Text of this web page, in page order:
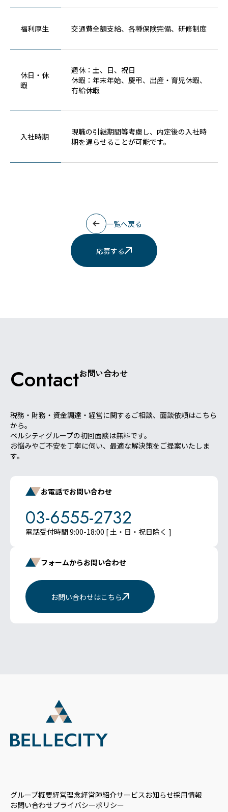
福利厚生 交通費全額支給、各種保険完備、研修制度
休日・休
暇
週休：土、日、祝日
休暇：年末年始、慶弔、出産・育児休暇、
有給休暇
入社時期
現職の引継期間等考慮し、内定後の入社時
期を遅らせることが可能です。
一覧へ戻る
応募する
Contactお問い合わせ
税務・財務・資金調達・経営に関するご相談、面談依頼はこちら
から。
ベルシティグループの初回面談は無料です。
お悩みやご不安を丁寧に伺い、最適な解決策をご提案いたしま
す。
お電話でお問い合わせ
03-6555-2732
電話受付時間 9:00-18:00 [ 土・日・祝日除く ]
フォームからお問い合わせ
お問い合わせはこちら
グループ概要経営理念経営陣紹介サービスお知らせ採用情報
お問い合わせプライバシーポリシー